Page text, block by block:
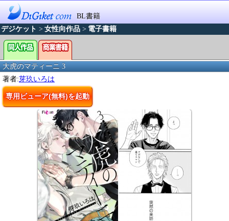
BL書籍
デジケット > 女性向作品 > 電子書籍
大虎のマティーニ 3
著者:芽玖いろは
専用ビューア(無料)を起動